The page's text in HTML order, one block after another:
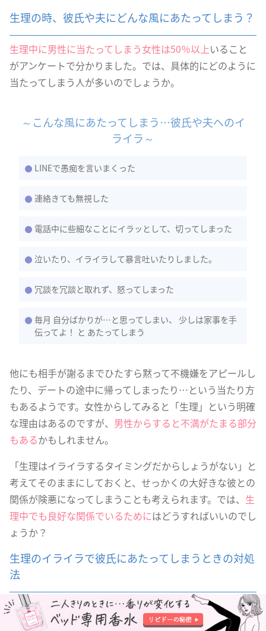
生理の時、彼氏や夫にどんな風にあたってしまう？
生理中に男性に当たってしまう女性は50％以上いること
がアンケートで分かりました。では、具体的にどのように
当たってしまう人が多いのでしょうか。
～こんな風にあたってしまう…彼氏や夫へのイ
ライラ～
LINEで愚痴を言いまくった
連絡きても無視した
電話中に些細なことにイラッとして、切ってしまった
泣いたり、イライラして暴言吐いたりしました。
冗談を冗談と取れず、怒ってしまった
毎月 自分ばかりが…と思ってしまい、 少しは家事を手
伝ってよ！ と あたってしまう
他にも相手が謝るまでひたすら黙って不機嫌をアピールし
たり、デートの途中に帰ってしまったり…という当たり方
もあるようです。女性からしてみると「生理」という明確
な理由はあるのですが、 男性からすると不満がたまる部分
もあるかもしれません。
「生理はイライラするタイミングだからしょうがない」と
考えてそのままにしておくと、せっかくの大好きな彼との
関係が険悪になってしまうことも考えられます。では、 生
理中でも良好な関係でいるためにはどうすればいいのでし
ょうか？
生理のイライラで彼氏にあたってしまうときの対処
法